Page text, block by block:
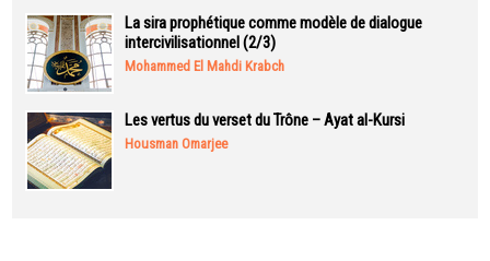
La sira prophétique comme modèle de dialogue
intercivilisationnel (2/3)
Mohammed El Mahdi Krabch
Les vertus du verset du Trône – Ayat al-Kursi
Housman Omarjee